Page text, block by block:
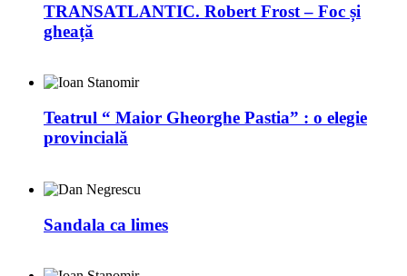
TRANSATLANTIC. Robert Frost – Foc și
gheață
Teatrul “ Maior Gheorghe Pastia” : o elegie
provincială
Sandala ca limes